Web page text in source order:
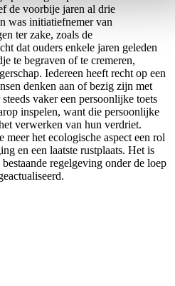
de voorbije jaren al drie
was initiatiefnemer van
ter zake, zoals de
dat ouders enkele jaren geleden
te begraven of te cremeren,
Iedereen heeft recht op een
denken aan of bezig zijn met
vaker een persoonlijke toets
inspelen, want die persoonlijke
verwerken van hun verdriet.
meer het ecologische aspect een rol
en een laatste rustplaats. Het is
regelgeving onder de loep